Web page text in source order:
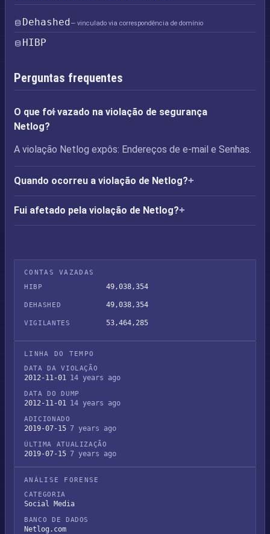
Dehashed— vinculado via correspondência de domínio
HIBP
Perguntas frequentes
O que foi vazado na violação de segurança
Netlog?
A violação Netlog expôs: Endereços de e-mail e Senhas.
Quando ocorreu a violação de Netlog?
Fui afetado pela violação de Netlog?
CONTAS VAZADAS
HIBP
49,038,354
DEHASHED 49,038,354
VIGILANTES 53,464,285
LINHA DO TEMPO
DATA DA VIOLAÇÃO
2012-11-01 14 years ago
DATA DO DUMP
2012-11-01 14 years ago
ADICIONADO
2019-07-15 7 years ago
ÚLTIMA ATUALIZAÇÃO
2019-07-15 7 years ago
ANÁLISE FORENSE
CATEGORIA
Social Media
BANCO DE DADOS
Netlog.com